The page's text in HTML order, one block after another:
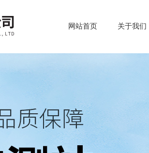
网站首页 关于我们